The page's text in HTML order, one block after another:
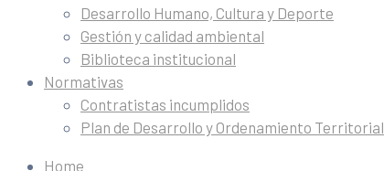
Desarrollo Humano, Cultura y Deporte
Gestión y calidad ambiental
Biblioteca institucional
Normativas
Contratistas incumplidos
Plan de Desarrollo y Ordenamiento Territorial
Home